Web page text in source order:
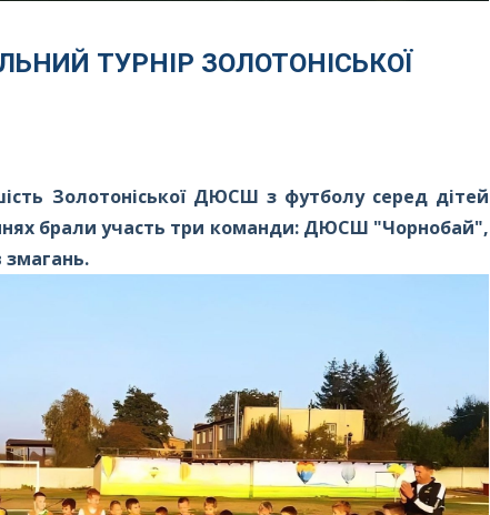
ТУРНІР ЗОЛОТОНІСЬКОЇ
Золотоніської ДЮСШ з футболу серед дітей
брали участь три команди: ДЮСШ "Чорнобай",
змагань.